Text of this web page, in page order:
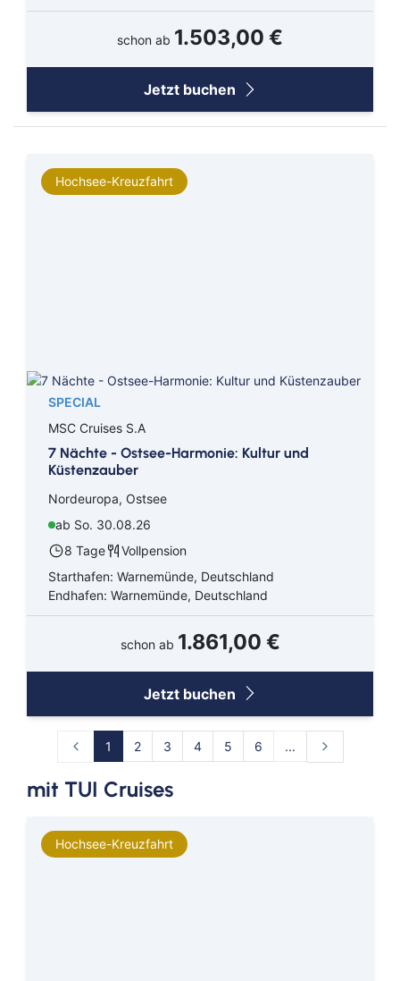
schon ab 1.503,00 €
Jetzt buchen
Hochsee-Kreuzfahrt
SPECIAL
MSC Cruises S.A
7 Nächte - Ostsee-Harmonie: Kultur und
Küstenzauber
Nordeuropa, Ostsee
ab So. 30.08.26
8 Tage
Vollpension
Starthafen: Warnemünde, Deutschland
Endhafen: Warnemünde, Deutschland
schon ab 1.861,00 €
Jetzt buchen
1 2 3 4 5 6 ...
mit TUI Cruises
Hochsee-Kreuzfahrt